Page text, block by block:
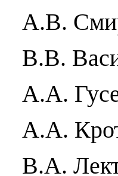
А.В.
В.В.
А.А.
А.А.
В.А.